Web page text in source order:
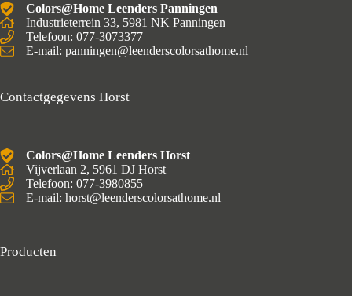
Colors@Home Leenders Panningen
Industrieterrein 33, 5981 NK Panningen
Telefoon: 077-3073377
E-mail: panningen@leenderscolorsathome.nl
Contactgegevens Horst
Colors@Home Leenders Horst
Vijverlaan 2, 5961 DJ Horst
Telefoon: 077-3980855
E-mail: horst@leenderscolorsathome.nl
Producten